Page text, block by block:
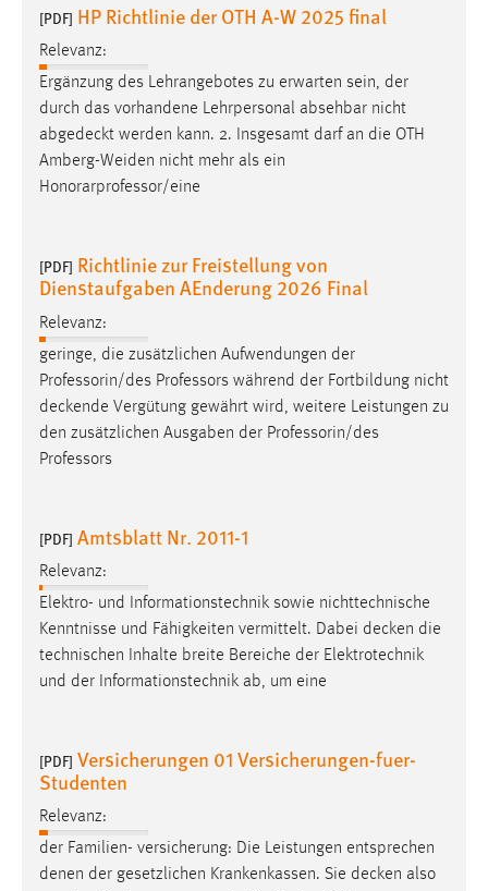
[PDF] HP Richtlinie der OTH A-W 2025 final
Relevanz:
Ergänzung des Lehrangebotes zu erwarten sein, der
durch das vorhandene Lehrpersonal absehbar nicht
abgedeckt werden kann. 2. Insgesamt darf an die OTH
Amberg-Weiden nicht mehr als ein
Honorarprofessor/eine
[PDF] Richtlinie zur Freistellung von
Dienstaufgaben AEnderung 2026 Final
Relevanz:
geringe, die zusätzlichen Aufwendungen der
Professorin/des Professors während der Fortbildung nicht
deckende Vergütung gewährt wird, weitere Leistungen zu
den zusätzlichen Ausgaben der Professorin/des
Professors
[PDF] Amtsblatt Nr. 2011-1
Relevanz:
Elektro- und Informationstechnik sowie nichttechnische
Kenntnisse und Fähigkeiten vermittelt. Dabei decken die
technischen Inhalte breite Bereiche der Elektrotechnik
und der Informationstechnik ab, um eine
[PDF] Versicherungen 01 Versicherungen-fuer-
Studenten
Relevanz:
der Familien- versicherung: Die Leistungen entsprechen
denen der gesetzlichen Krankenkassen. Sie decken also
Sprachpräferenz
site-language-preference
Zweck:
Das Cookie speichert die gewählte Sprache der Website.
Cookie Laufzeit:
Chat
Name:
MibewSessionID, MIBEW_UserID, mibew_locale, mibew-
chat-frame-style-5e9dbeb1811c0446
Zweck:
Wird benötigt um die Chatfunktion nutzen zu können.
5e9dbeb1811c0446 = Sitzungslaufzeit, mibew_locale = 3
Login
Name:
fe_user, be_user, be_lastLoginProvider
einloggen zu können.
Cookie Laufzeit:
24 Stunden